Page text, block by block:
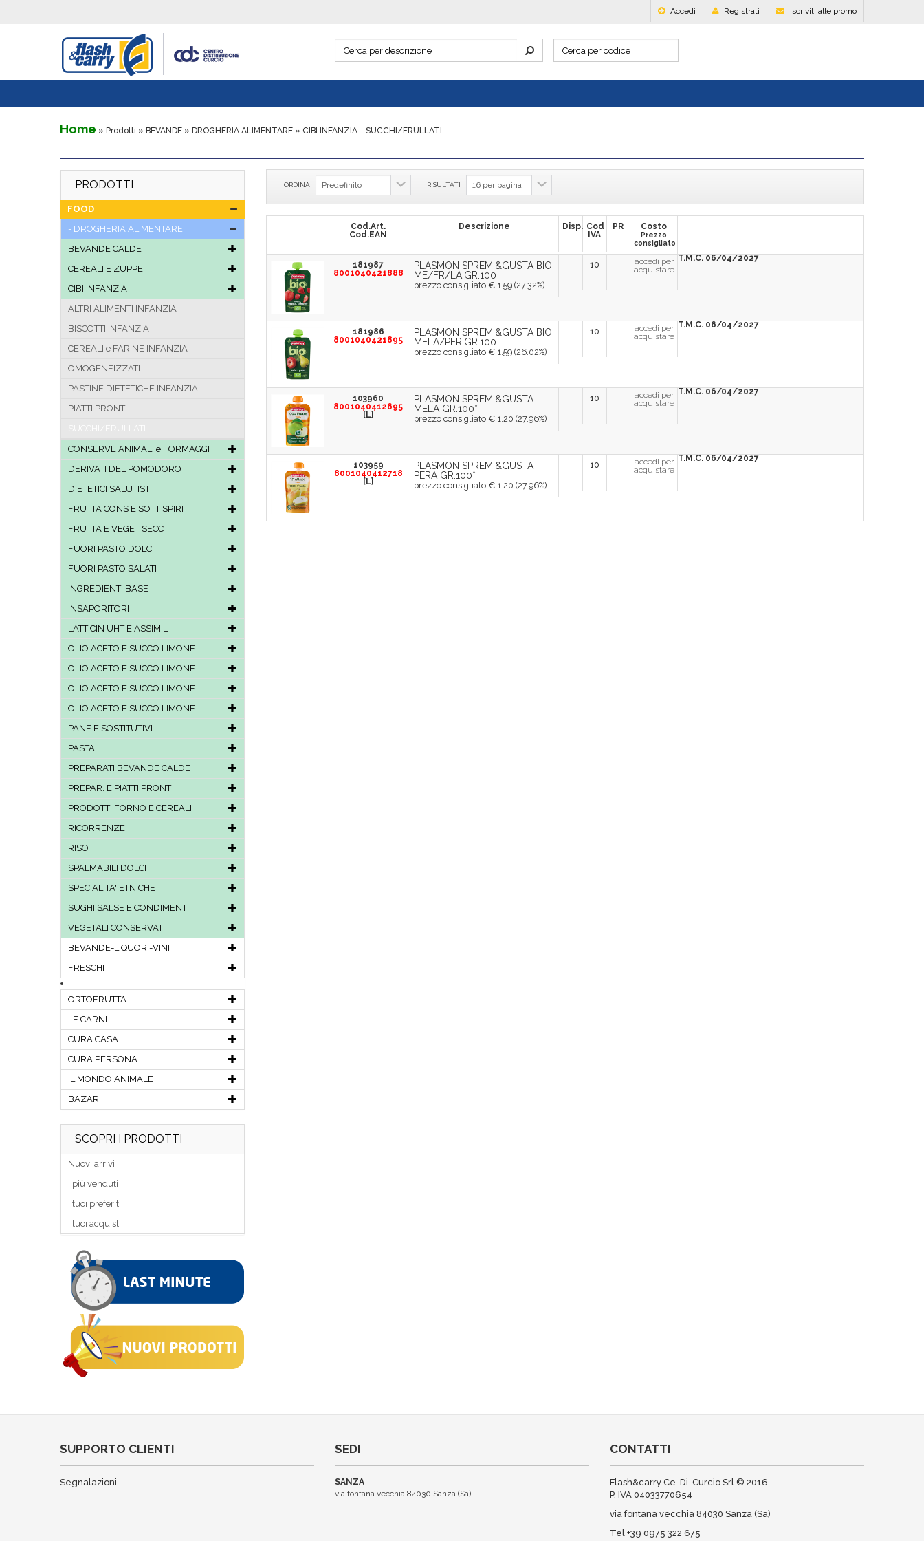
Accedi Registrati Iscriviti alle promo
Home » Prodotti » BEVANDE » DROGHERIA ALIMENTARE » CIBI INFANZIA - SUCCHI/FRULLATI
PRODOTTI
FOOD
DROGHERIA ALIMENTARE
BEVANDE CALDE
CEREALI E ZUPPE
CIBI INFANZIA
ALTRI ALIMENTI INFANZIA
BISCOTTI INFANZIA
CEREALI e FARINE INFANZIA
OMOGENEIZZATI
PASTINE DIETETICHE INFANZIA
PIATTI PRONTI
CONSERVE ANIMALI e FORMAGGI
DERIVATI DEL POMODORO
DIETETICI SALUTIST
FRUTTA CONS E SOTT SPIRIT
FRUTTA E VEGET SECC
FUORI PASTO DOLCI
FUORI PASTO SALATI
INGREDIENTI BASE
INSAPORITORI
LATTICIN UHT E ASSIMIL
OLIO ACETO E SUCCO LIMONE
OLIO ACETO E SUCCO LIMONE
OLIO ACETO E SUCCO LIMONE
OLIO ACETO E SUCCO LIMONE
PANE E SOSTITUTIVI
PASTA
PREPARATI BEVANDE CALDE
PREPAR. E PIATTI PRONT
PRODOTTI FORNO E CEREALI
RICORRENZE
RISO
SPALMABILI DOLCI
SPECIALITA' ETNICHE
SUGHI SALSE E CONDIMENTI
VEGETALI CONSERVATI
BEVANDE-LIQUORI-VINI
FRESCHI
ORTOFRUTTA
LE CARNI
CURA CASA
CURA PERSONA
IL MONDO ANIMALE
BAZAR
SCOPRI I PRODOTTI
Nuovi arrivi
I più venduti
I tuoi preferiti
I tuoi acquisti
ORDINA RISULTATI
Cod.Art.
Cod.EAN
Descrizione Disp. Cod
IVA
PR Costo
Prezzo
consigliato
181987
8001040421888
PLASMON SPREMI&GUSTA BIO
ME/FR/LA.GR.100
prezzo consigliato € 1.59 (27.32%)
10
accedi per
acquistare
T.M.C. 06/04/2027
181986
8001040421895
PLASMON SPREMI&GUSTA BIO
MELA/PER.GR.100
prezzo consigliato € 1.59 (26.02%)
10
accedi per
acquistare
T.M.C. 06/04/2027
103960
8001040412695
[L]
PLASMON SPREMI&GUSTA
MELA GR.100*
prezzo consigliato € 1.20 (27.96%)
10
accedi per
acquistare
T.M.C. 06/04/2027
103959
8001040412718
[L]
PLASMON SPREMI&GUSTA
PERA GR.100*
prezzo consigliato € 1.20 (27.96%)
10
accedi per
acquistare
T.M.C. 06/04/2027
SUPPORTO CLIENTI
Segnalazioni
SEDI
SANZA
via fontana vecchia 84030 Sanza (Sa)
CONTATTI
Flash&carry Ce. Di. Curcio Srl © 2016
P. IVA 04033770654
via fontana vecchia 84030 Sanza (Sa)
Tel +39 0975 322 675